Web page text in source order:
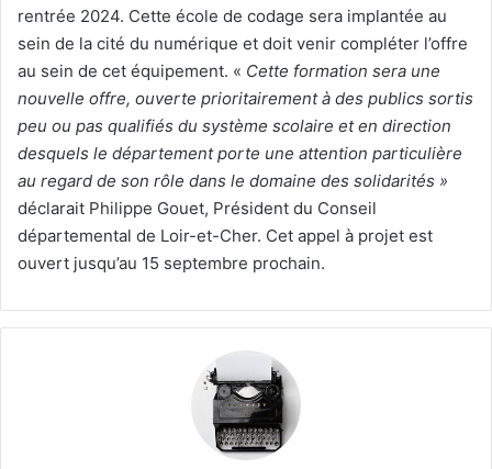
rentrée 2024. Cette école de codage sera implantée au
sein de la cité du numérique et doit venir compléter l’offre
au sein de cet équipement. « Cette formation sera une
nouvelle offre, ouverte prioritairement à des publics sortis
peu ou pas qualifiés du système scolaire et en direction
desquels le département porte une attention particulière
au regard de son rôle dans le domaine des solidarités »
déclarait Philippe Gouet, Président du Conseil
départemental de Loir-et-Cher. Cet appel à projet est
ouvert jusqu’au 15 septembre prochain.